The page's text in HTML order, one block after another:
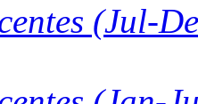
(Jul-